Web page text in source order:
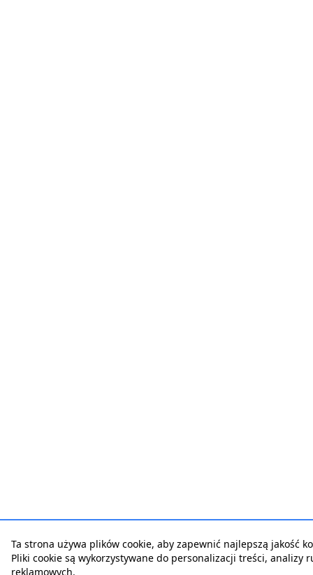
Ta strona używa plików cookie, aby zapewnić najlepszą jakość
Pliki cookie są wykorzystywane do personalizacji treści, analizy
reklamowych.